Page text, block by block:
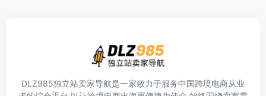
DLZ985独立站卖家导航是一家致力于服务中国跨境电商从业